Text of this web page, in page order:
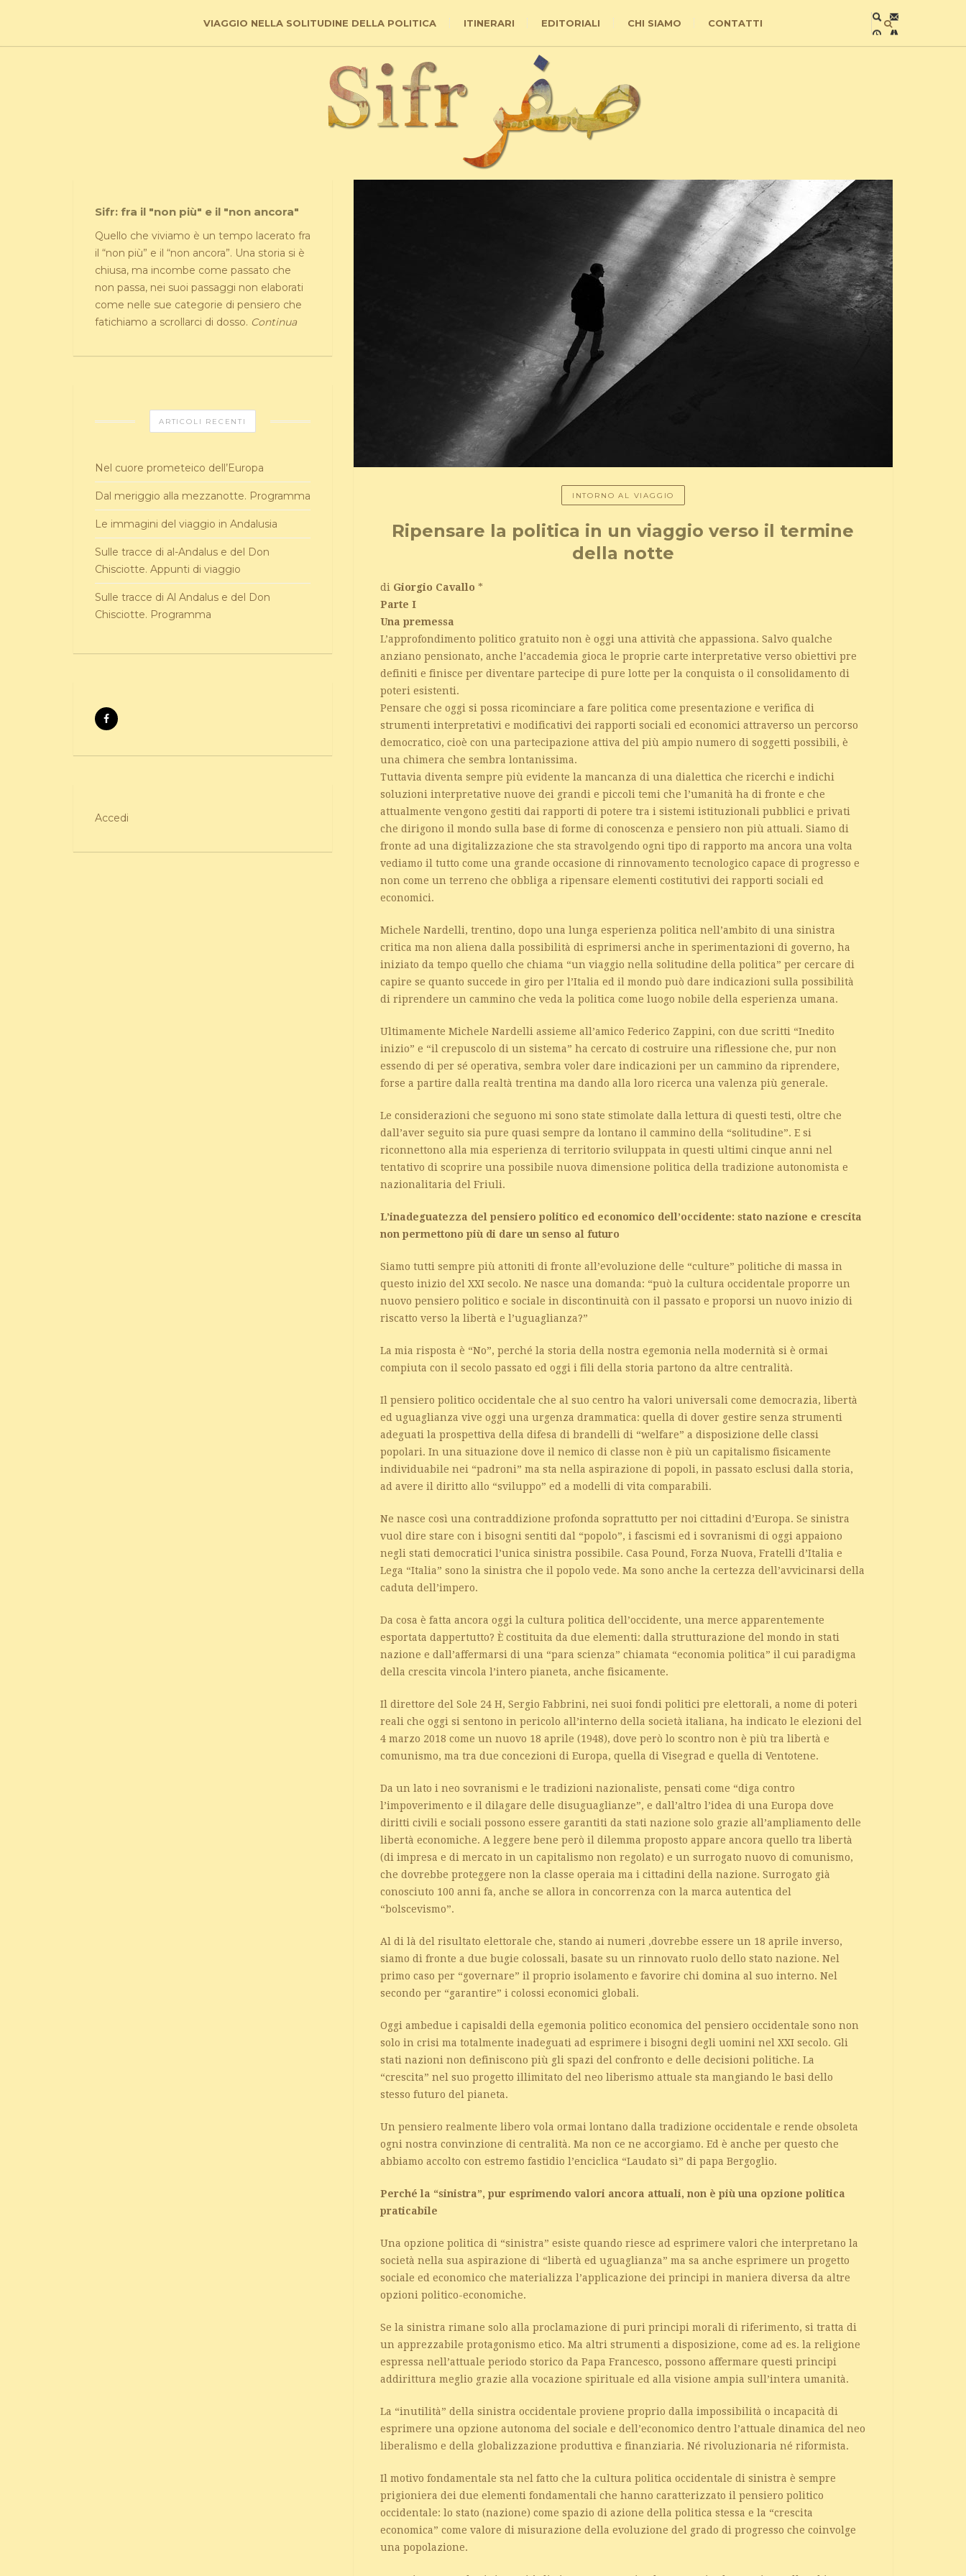
VIAGGIO NELLA SOLITUDINE DELLA POLITICA ITINERARI EDITORIALI CHI SIAMO CONTATTI
INTORNO AL VIAGGIO
Ripensare la politica in un viaggio verso il termine
della notte
di Giorgio Cavallo *
Parte I
Una premessa
L’approfondimento politico gratuito non è oggi una attività che appassiona. Salvo qualche
anziano pensionato, anche l’accademia gioca le proprie carte interpretative verso obiettivi pre
definiti e finisce per diventare partecipe di pure lotte per la conquista o il consolidamento di
poteri esistenti.
Pensare che oggi si possa ricominciare a fare politica come presentazione e verifica di
strumenti interpretativi e modificativi dei rapporti sociali ed economici attraverso un percorso
democratico, cioè con una partecipazione attiva del più ampio numero di soggetti possibili, è
una chimera che sembra lontanissima.
Tuttavia diventa sempre più evidente la mancanza di una dialettica che ricerchi e indichi
soluzioni interpretative nuove dei grandi e piccoli temi che l’umanità ha di fronte e che
attualmente vengono gestiti dai rapporti di potere tra i sistemi istituzionali pubblici e privati
che dirigono il mondo sulla base di forme di conoscenza e pensiero non più attuali. Siamo di
fronte ad una digitalizzazione che sta stravolgendo ogni tipo di rapporto ma ancora una volta
vediamo il tutto come una grande occasione di rinnovamento tecnologico capace di progresso e
non come un terreno che obbliga a ripensare elementi costitutivi dei rapporti sociali ed
economici.
Michele Nardelli, trentino, dopo una lunga esperienza politica nell’ambito di una sinistra
critica ma non aliena dalla possibilità di esprimersi anche in sperimentazioni di governo, ha
iniziato da tempo quello che chiama “un viaggio nella solitudine della politica” per cercare di
capire se quanto succede in giro per l’Italia ed il mondo può dare indicazioni sulla possibilità
di riprendere un cammino che veda la politica come luogo nobile della esperienza umana.
Ultimamente Michele Nardelli assieme all’amico Federico Zappini, con due scritti “Inedito
inizio” e “il crepuscolo di un sistema” ha cercato di costruire una riflessione che, pur non
essendo di per sé operativa, sembra voler dare indicazioni per un cammino da riprendere,
forse a partire dalla realtà trentina ma dando alla loro ricerca una valenza più generale.
Le considerazioni che seguono mi sono state stimolate dalla lettura di questi testi, oltre che
dall’aver seguito sia pure quasi sempre da lontano il cammino della “solitudine”. E si
riconnettono alla mia esperienza di territorio sviluppata in questi ultimi cinque anni nel
tentativo di scoprire una possibile nuova dimensione politica della tradizione autonomista e
nazionalitaria del Friuli.
L’inadeguatezza del pensiero politico ed economico dell’occidente: stato nazione e crescita
non permettono più di dare un senso al futuro
Siamo tutti sempre più attoniti di fronte all’evoluzione delle “culture” politiche di massa in
questo inizio del XXI secolo. Ne nasce una domanda: “può la cultura occidentale proporre un
nuovo pensiero politico e sociale in discontinuità con il passato e proporsi un nuovo inizio di
riscatto verso la libertà e l’uguaglianza?”
La mia risposta è “No”, perché la storia della nostra egemonia nella modernità si è ormai
compiuta con il secolo passato ed oggi i fili della storia partono da altre centralità.
Il pensiero politico occidentale che al suo centro ha valori universali come democrazia, libertà
ed uguaglianza vive oggi una urgenza drammatica: quella di dover gestire senza strumenti
adeguati la prospettiva della difesa di brandelli di “welfare” a disposizione delle classi
popolari. In una situazione dove il nemico di classe non è più un capitalismo fisicamente
individuabile nei “padroni” ma sta nella aspirazione di popoli, in passato esclusi dalla storia,
ad avere il diritto allo “sviluppo” ed a modelli di vita comparabili.
Ne nasce così una contraddizione profonda soprattutto per noi cittadini d’Europa. Se sinistra
vuol dire stare con i bisogni sentiti dal “popolo”, i fascismi ed i sovranismi di oggi appaiono
negli stati democratici l’unica sinistra possibile. Casa Pound, Forza Nuova, Fratelli d’Italia e
Lega “Italia” sono la sinistra che il popolo vede. Ma sono anche la certezza dell’avvicinarsi della
caduta dell’impero.
Da cosa è fatta ancora oggi la cultura politica dell’occidente, una merce apparentemente
esportata dappertutto? È costituita da due elementi: dalla strutturazione del mondo in stati
nazione e dall’affermarsi di una “para scienza” chiamata “economia politica” il cui paradigma
della crescita vincola l’intero pianeta, anche fisicamente.
Il direttore del Sole 24 H, Sergio Fabbrini, nei suoi fondi politici pre elettorali, a nome di poteri
reali che oggi si sentono in pericolo all’interno della società italiana, ha indicato le elezioni del
4 marzo 2018 come un nuovo 18 aprile (1948), dove però lo scontro non è più tra libertà e
comunismo, ma tra due concezioni di Europa, quella di Visegrad e quella di Ventotene.
Da un lato i neo sovranismi e le tradizioni nazionaliste, pensati come “diga contro
l’impoverimento e il dilagare delle disuguaglianze”, e dall’altro l’idea di una Europa dove
diritti civili e sociali possono essere garantiti da stati nazione solo grazie all’ampliamento delle
libertà economiche. A leggere bene però il dilemma proposto appare ancora quello tra libertà
(di impresa e di mercato in un capitalismo non regolato) e un surrogato nuovo di comunismo,
che dovrebbe proteggere non la classe operaia ma i cittadini della nazione. Surrogato già
conosciuto 100 anni fa, anche se allora in concorrenza con la marca autentica del
“bolscevismo”.
Al di là del risultato elettorale che, stando ai numeri ,dovrebbe essere un 18 aprile inverso,
siamo di fronte a due bugie colossali, basate su un rinnovato ruolo dello stato nazione. Nel
primo caso per “governare” il proprio isolamento e favorire chi domina al suo interno. Nel
secondo per “garantire” i colossi economici globali.
Oggi ambedue i capisaldi della egemonia politico economica del pensiero occidentale sono non
solo in crisi ma totalmente inadeguati ad esprimere i bisogni degli uomini nel XXI secolo. Gli
stati nazioni non definiscono più gli spazi del confronto e delle decisioni politiche. La
“crescita” nel suo progetto illimitato del neo liberismo attuale sta mangiando le basi dello
stesso futuro del pianeta.
Un pensiero realmente libero vola ormai lontano dalla tradizione occidentale e rende obsoleta
ogni nostra convinzione di centralità. Ma non ce ne accorgiamo. Ed è anche per questo che
abbiamo accolto con estremo fastidio l’enciclica “Laudato sì” di papa Bergoglio.
Perché la “sinistra”, pur esprimendo valori ancora attuali, non è più una opzione politica
praticabile
Una opzione politica di “sinistra” esiste quando riesce ad esprimere valori che interpretano la
società nella sua aspirazione di “libertà ed uguaglianza” ma sa anche esprimere un progetto
sociale ed economico che materializza l’applicazione dei principi in maniera diversa da altre
opzioni politico-economiche.
Se la sinistra rimane solo alla proclamazione di puri principi morali di riferimento, si tratta di
un apprezzabile protagonismo etico. Ma altri strumenti a disposizione, come ad es. la religione
espressa nell’attuale periodo storico da Papa Francesco, possono affermare questi principi
addirittura meglio grazie alla vocazione spirituale ed alla visione ampia sull’intera umanità.
La “inutilità” della sinistra occidentale proviene proprio dalla impossibilità o incapacità di
esprimere una opzione autonoma del sociale e dell’economico dentro l’attuale dinamica del neo
liberalismo e della globalizzazione produttiva e finanziaria. Né rivoluzionaria né riformista.
Il motivo fondamentale sta nel fatto che la cultura politica occidentale di sinistra è sempre
prigioniera dei due elementi fondamentali che hanno caratterizzato il pensiero politico
occidentale: lo stato (nazione) come spazio di azione della politica stessa e la “crescita
economica” come valore di misurazione della evoluzione del grado di progresso che coinvolge
una popolazione.
Sifr: fra il "non più" e il "non ancora"
Quello che viviamo è un tempo lacerato fra
il “non più” e il “non ancora”. Una storia si è
chiusa, ma incombe come passato che
non passa, nei suoi passaggi non elaborati
come nelle sue categorie di pensiero che
fatichiamo a scrollarci di dosso. Continua
ARTICOLI RECENTI
Nel cuore prometeico dell’Europa
Dal meriggio alla mezzanotte. Programma
Le immagini del viaggio in Andalusia
Sulle tracce di al-Andalus e del Don
Chisciotte. Appunti di viaggio
Sulle tracce di Al Andalus e del Don
Chisciotte. Programma
Accedi